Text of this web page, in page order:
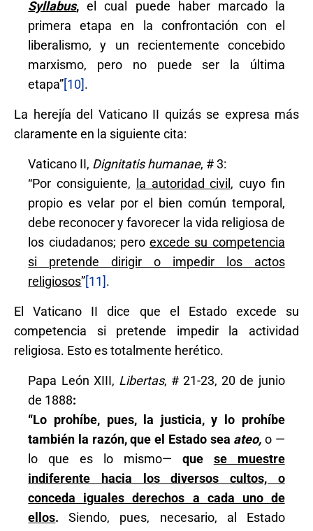
Syllabus, el cual puede haber marcado la
primera etapa en la confrontación con el
liberalismo, y un recientemente concebido
marxismo, pero no puede ser la última
etapa”[10].
La herejía del Vaticano II quizás se expresa más
claramente en la siguiente cita:
Vaticano II, Dignitatis humanae, # 3:
“Por consiguiente, la autoridad civil, cuyo fin
propio es velar por el bien común temporal,
debe reconocer y favorecer la vida religiosa de
los ciudadanos; peroexcede su competencia
si pretende dirigir o impedir los actos
religiosos”[11].
El Vaticano II dice que el Estado excede su
competencia si pretende impedir la actividad
religiosa. Esto es totalmente herético.
Papa León XIII, Libertas, # 21-23, 20 de junio
de 1888:
“Lo prohíbe, pues, la justicia, y lo prohíbe
también la razón, que el Estado sea ateo, o —
lo que es lo mismo— que se muestre
indiferente hacia los diversos cultos, o
conceda iguales derechos a cada uno de
ellos. Siendo, pues, necesario, al Estado